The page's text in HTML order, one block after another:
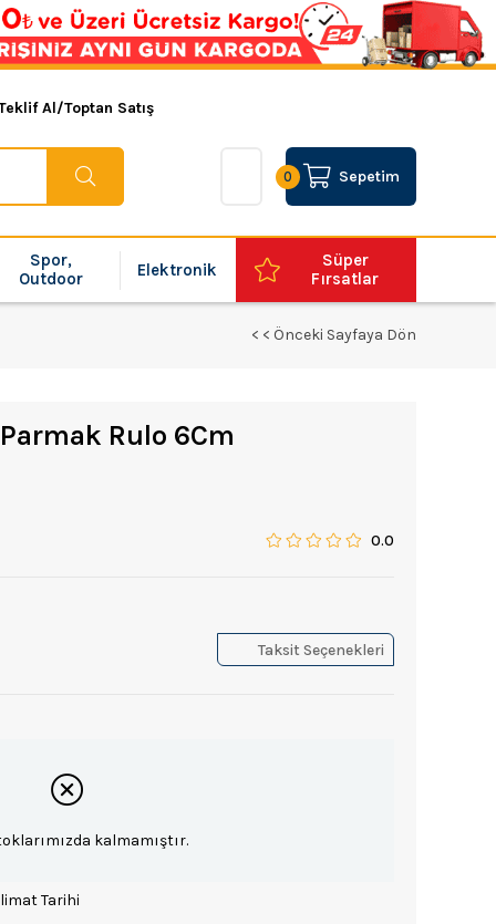
Al/Toptan Satış
Sepetim
0
Spor,
Outdoor
Elektronik
Süper
Fırsatlar
< < Önceki Sayfaya Dön
Rulo 6Cm
0.0
Taksit Seçenekleri
kalmamıştır.
Tarihi